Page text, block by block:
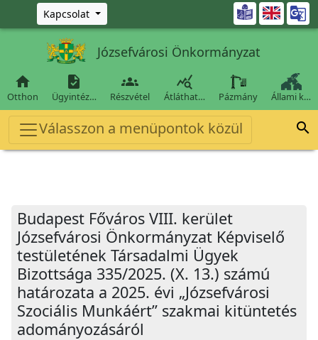
Ugrás a fő tartalomra
Kapcsolat 
Józsefvárosi Önkormányzat

Otthon

Ügyintéz…

Részvétel

Átláthat… Pázmány Állami k…
Válasszon a menüpontok közül 
Budapest Főváros VIII. kerület
Józsefvárosi Önkormányzat Képviselő
testületének Társadalmi Ügyek
Bizottsága 335/2025. (X. 13.) számú
határozata a 2025. évi „Józsefvárosi
Szociális Munkáért” szakmai kitüntetés
adományozásáról